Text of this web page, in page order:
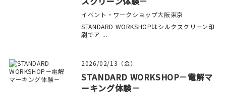
イベント・ワークショップ大阪東京
STANDARD WORKSHOPはシルクスクリーン印
刷でア ...
2026/02/13（金）
STANDARD WORKSHOP－電解マ
ーキング体験－